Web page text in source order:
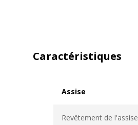
Caractéristiques
Assise
Revêtement de l'assise